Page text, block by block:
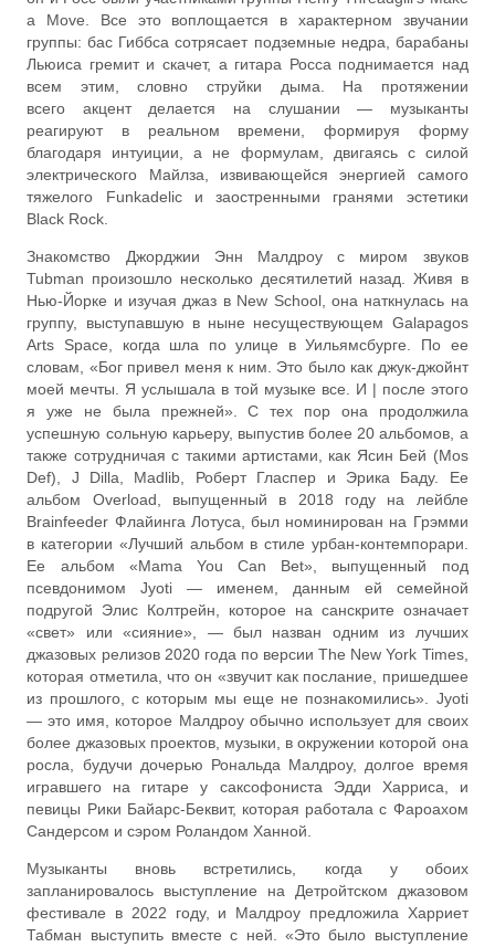
a Move. Все это воплощается в характерном звучании
группы: бас Гиббса сотрясает подземные недра, барабаны
Льюиса гремит и скачет, а гитара Росса поднимается над
всем этим, словно струйки дыма. На протяжении
всего акцент делается на слушании — музыканты
реагируют в реальном времени, формируя форму
благодаря интуиции, а не формулам, двигаясь с силой
электрического Майлза, извивающейся энергией самого
тяжелого Funkadelic и заостренными гранями эстетики
Black Rock.
Знакомство Джорджии Энн Малдроу с миром звуков
Tubman произошло несколько десятилетий назад. Живя в
Нью-Йорке и изучая джаз в New School, она наткнулась на
группу, выступавшую в ныне несуществующем Galapagos
Arts Space, когда шла по улице в Уильямсбурге. По ее
словам, «Бог привел меня к ним. Это было как джук-джойнт
моей мечты. Я услышала в той музыке все. И | после этого
я уже не была прежней». С тех пор она продолжила
успешную сольную карьеру, выпустив более 20 альбомов, а
также сотрудничая с такими артистами, как Ясин Бей (Mos
Def), J Dilla, Madlib, Роберт Гласпер и Эрика Баду. Ее
альбом Overload, выпущенный в 2018 году на лейбле
Brainfeeder Флайинга Лотуса, был номинирован на Грэмми
в категории «Лучший альбом в стиле урбан-контемпорари.
Ее альбом «Mama You Can Bet», выпущенный под
псевдонимом Jyoti — именем, данным ей семейной
подругой Элис Колтрейн, которое на санскрите означает
«свет» или «сияние», — был назван одним из лучших
джазовых релизов 2020 года по версии The New York Times,
которая отметила, что он «звучит как послание, пришедшее
из прошлого, с которым мы еще не познакомились». Jyoti
— это имя, которое Малдроу обычно использует для своих
более джазовых проектов, музыки, в окружении которой она
росла, будучи дочерью Рональда Малдроу, долгое время
игравшего на гитаре у саксофониста Эдди Харриса, и
певицы Рики Байарс-Беквит, которая работала с Фароахом
Сандерсом и сэром Роландом Ханной.
Музыканты вновь встретились, когда у обоих
запланировалось выступление на Детройтском джазовом
фестивале в 2022 году, и Малдроу предложила Харриет
Табман выступить вместе с ней. «Это было выступление